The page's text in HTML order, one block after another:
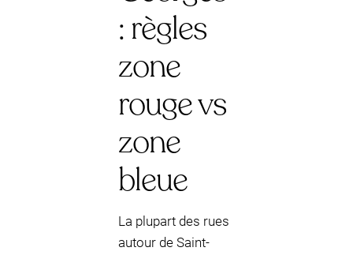
: règles
zone
rouge vs
zone
bleue
La plupart des rues
autour de Saint-